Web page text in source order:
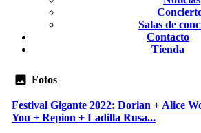
Salas de
Contacto
Tienda
Fotos
Festival Gigante 2022: Dorian + Alice
You + Repion + Ladilla Rusa...